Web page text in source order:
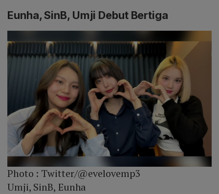
Eunha, SinB, Umji Debut Bertiga
Photo : Twitter/@evelovemp3
Umji, SinB, Eunha